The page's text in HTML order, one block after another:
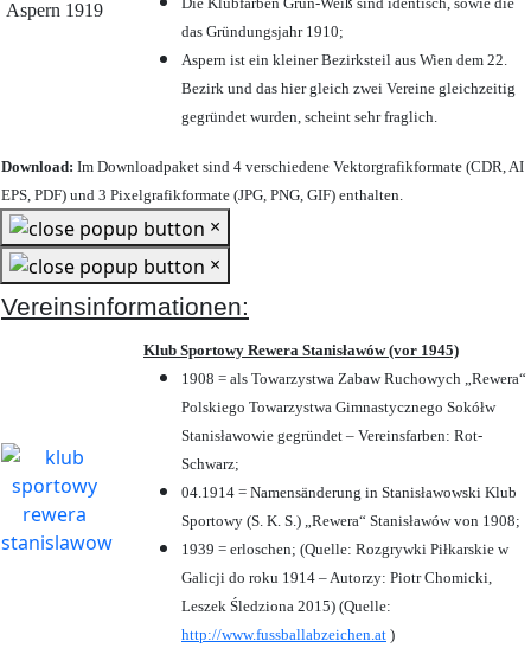
das Gründungsjahr 1910;
Aspern ist ein kleiner Bezirksteil aus Wien dem 22.
Bezirk und das hier gleich zwei Vereine gleichzeitig
gegründet wurden, scheint sehr fraglich.
Download: Im Downloadpaket sind 4 verschiedene Vektorgrafikformate (CDR, AI
EPS, PDF) und 3 Pixelgrafikformate (JPG, PNG, GIF) enthalten.
×
×
Vereinsinformationen:
Klub Sportowy Rewera Stanisławów (vor 1945)
1908 = als Towarzystwa Zabaw Ruchowych „Rewera“
Polskiego Towarzystwa Gimnastycznego Sokółw
Stanisławowie gegründet – Vereinsfarben: Rot-
Schwarz;
04.1914 = Namensänderung in Stanisławowski Klub
Sportowy (S. K. S.) „Rewera“ Stanisławów von 1908;
1939 = erloschen; (Quelle: Rozgrywki Piłkarskie w
Galicji do roku 1914 – Autorzy: Piotr Chomicki,
Leszek Śledziona 2015) (Quelle:
http://www.fussballabzeichen.at )